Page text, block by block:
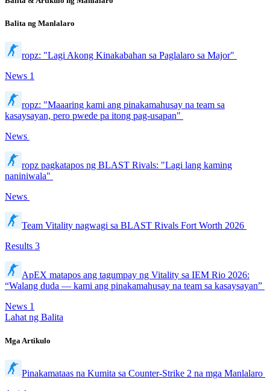
Balita ng Manlalaro
ropz: "Lagi Akong Kinakabahan sa Paglalaro sa Major"
News 1
ropz: "Maaaring kami ang pinakamahusay na team sa
kasaysayan, pero pwede pa itong pag-usapan"
News
ropz pagkatapos ng BLAST Rivals: "Lagi lang kaming
naniniwala"
News
Team Vitality nagwagi sa BLAST Rivals Fort Worth 2026
Results 3
ApEX matapos ang tagumpay ng Vitality sa IEM Rio 2026:
“Walang duda — kami ang pinakamahusay na team sa kasaysayan”
News 1
Lahat ng Balita
Mga Artikulo
Pinakamataas na Kumita sa Counter-Strike 2 na mga Manlalaro